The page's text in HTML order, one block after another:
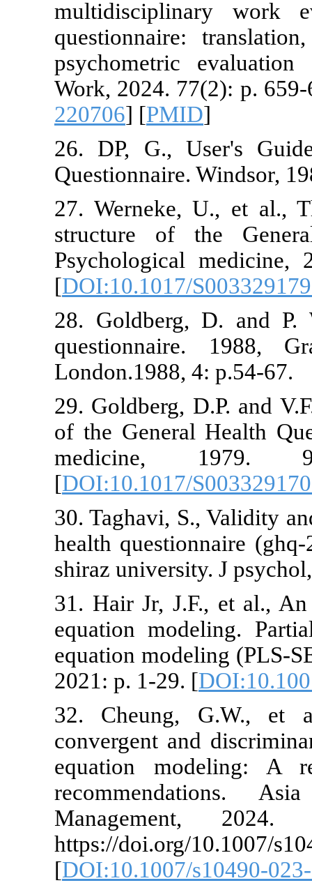
Work, 2024.
220706
26. DP, G.,
27.
structure
[
28.
29.
of the
[
30. Taghavi,
health
shiraz
31. Hair Jr,
equation
equation
2021: p. 1-
32.
convergent
equation
https://
[